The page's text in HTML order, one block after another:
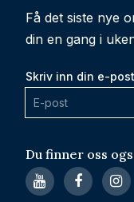
Du finner oss
Få det siste nye
din en gang i
Skriv inn din e-post